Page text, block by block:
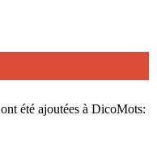
été ajoutées à DicoMots: